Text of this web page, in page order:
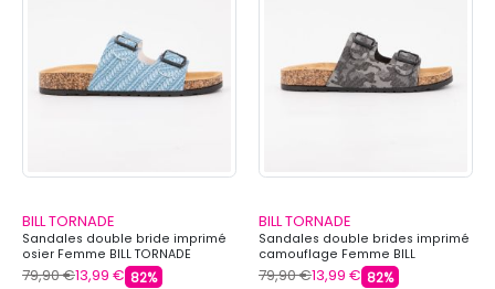
BILL TORNADE
Sandales double bride imprimé
osier Femme BILL TORNADE
79,90 €13,99 € 82%
BILL TORNADE
Sandales double brides imprimé
camouflage Femme BILL
TORNADE
79,90 €13,99 € 82%